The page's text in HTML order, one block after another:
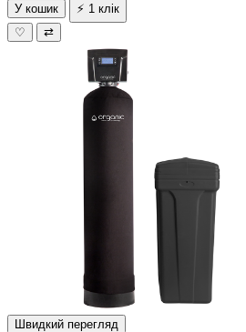
У кошик
⚡ 1 клік
♡
⇄
Швидкий перегляд